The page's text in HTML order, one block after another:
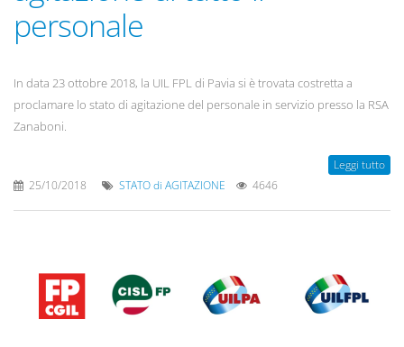
personale
In data 23 ottobre 2018, la UIL FPL di Pavia si è trovata costretta a
proclamare lo stato di agitazione del personale in servizio presso la RSA
Zanaboni.
Leggi tutto
25/10/2018 STATO di AGITAZIONE 4646